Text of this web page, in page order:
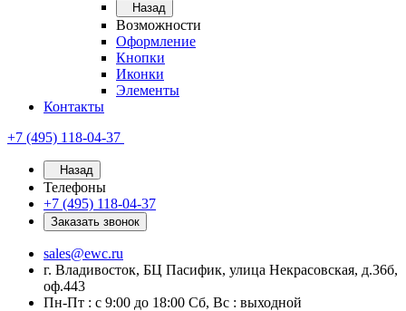
Назад
Возможности
Оформление
Кнопки
Иконки
Элементы
Контакты
+7 (495) 118-04-37
Назад
Телефоны
+7 (495) 118-04-37
Заказать звонок
sales@ewc.ru
г. Владивосток, БЦ Пасифик, улица Некрасовская, д.36б,
оф.443
Пн-Пт : с 9:00 до 18:00 Сб, Вс : выходной